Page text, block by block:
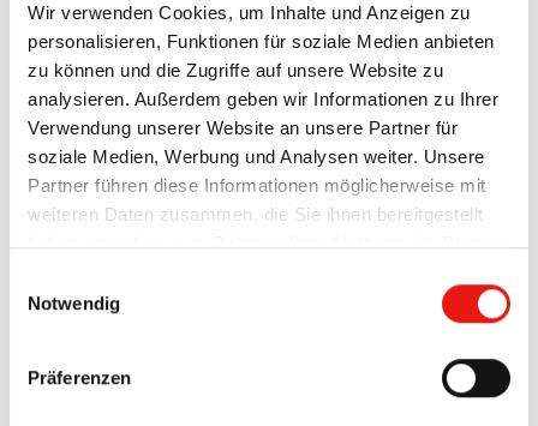
Wir verwenden Cookies, um Inhalte und Anzeigen zu
personalisieren, Funktionen für soziale Medien anbieten
zu können und die Zugriffe auf unsere Website zu
analysieren. Außerdem geben wir Informationen zu Ihrer
Verwendung unserer Website an unsere Partner für
soziale Medien, Werbung und Analysen weiter. Unsere
Partner führen diese Informationen möglicherweise mit
weiteren Daten zusammen, die Sie ihnen bereitgestellt
haben oder die sie im Rahmen Ihrer Nutzung der Dienste
Impressum
Notwendig
Präferenzen
owners through all phases of a project. With many
years of experience and technical expertise, they
provide advice during all processes and support
with exactly the information and files you need at
the time. Individual requests and special
dimensions are routine for us and do not upset
anyone.
Surname
Name *